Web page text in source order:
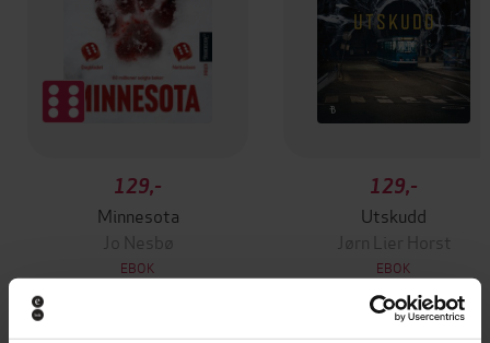
129,-
Minnesota
Jo Nesbø
EBOK
129,-
Utskudd
Jørn Lier Horst
EBOK